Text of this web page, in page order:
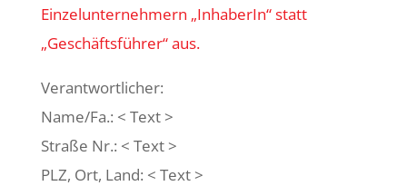
Einzelunternehmern „InhaberIn“ statt
„Geschäftsführer“ aus.
Verantwortlicher:
Name/Fa.: < Text >
Straße Nr.: < Text >
PLZ, Ort, Land: < Text >